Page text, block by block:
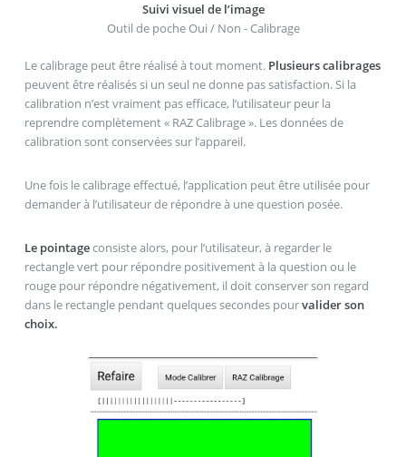
Suivi visuel de l’image
Outil de poche Oui / Non - Calibrage
Le calibrage peut être réalisé à tout moment. Plusieurs calibrages
peuvent être réalisés si un seul ne donne pas satisfaction. Si la
calibration n’est vraiment pas efficace, l’utilisateur peur la
reprendre complètement « RAZ Calibrage ». Les données de
calibration sont conservées sur l’appareil.
Une fois le calibrage effectué, l’application peut être utilisée pour
demander à l’utilisateur de répondre à une question posée.
Le pointageconsiste alors, pour l’utilisateur, à regarder le
rectangle vert pour répondre positivement à la question ou le
rouge pour répondre négativement, il doit conserver son regard
dans le rectangle pendant quelques secondes pourvalider son
choix.